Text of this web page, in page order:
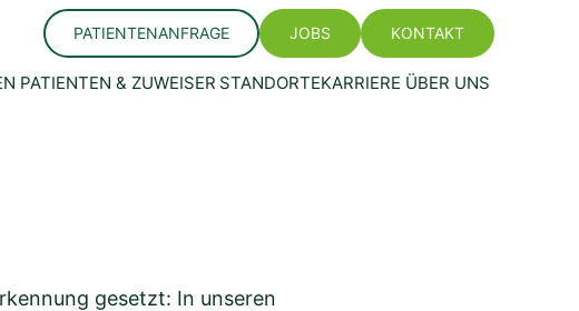
PATIENTENANFRAGE JOBS KONTAKT
PATIENTEN & ZUWEISER STANDORTEKARRIERE ÜBER UNS
gesetzt: In unseren